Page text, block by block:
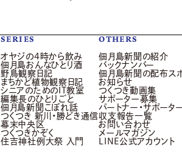
SERIES
オヤジの4時から飲み
佃月島おんなひとり酒
野鳥観察日記
まちかど植物観察日記
シニアのためのIT教室
編集長のひとりごと
佃月島新聞こぼれ話
つくつき 新川・勝どき通信
幕末中央区
つくつきかぞく
住吉神社例大祭 入門
OTHERS
佃月島新聞の紹介
バックナンバー
佃月島新聞の配布ス
お知らせ
つくつき動画集
サポーター募集
パートナー・サポータ
収支報告一覧
お問い合わせ
メールマガジン
LINE公式アカウント